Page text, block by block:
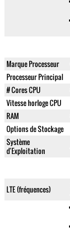
Marque Processeur
Processeur Principal
# Cores CPU
Vitesse horloge CPU
RAM
Options de Stockage
Système
d'Exploitation
LTE (fréquences)